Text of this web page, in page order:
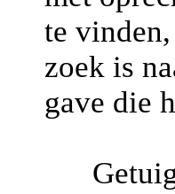
te
zoek is
gave die